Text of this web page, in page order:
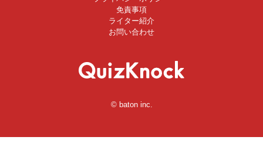
免責事項
ライター紹介
お問い合わせ
© baton inc.